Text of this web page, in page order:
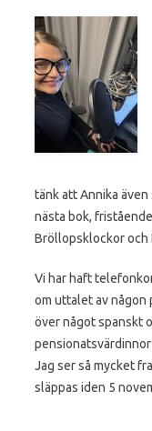
tänk att Annika även
nästa bok,
Bröllopsklockor och
Vi har haft
om uttalet av
över något spanskt
pensionatsvärdinnor
Jag ser så mycket
släppas iden 5